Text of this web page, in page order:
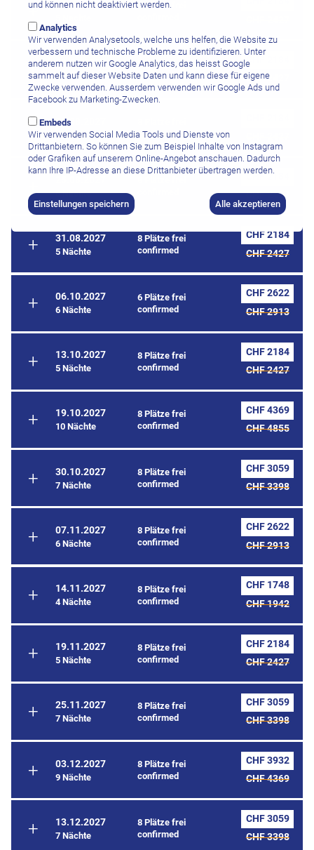
07.08.2027
8 Plätze frei
13.08.2027
5 Nächte
8 Plätze frei
confirmed
CHF 2184
CHF 2427
19.08.2027
5 Nächte
confirmed
5 Nächte
CHF 2184
CHF 2427
31.08.2027
5 Nächte
8 Plätze frei
confirmed
CHF 2184
CHF 2427
06.10.2027
6 Nächte
6 Plätze frei
confirmed
CHF 2622
CHF 2913
13.10.2027
5 Nächte
8 Plätze frei
confirmed
CHF 2184
CHF 2427
19.10.2027
10 Nächte
8 Plätze frei
confirmed
CHF 4369
CHF 4855
30.10.2027
7 Nächte
8 Plätze frei
confirmed
CHF 3059
CHF 3398
07.11.2027
6 Nächte
8 Plätze frei
confirmed
CHF 2622
CHF 2913
14.11.2027
4 Nächte
8 Plätze frei
confirmed
CHF 1748
CHF 1942
19.11.2027
5 Nächte
8 Plätze frei
confirmed
CHF 2184
CHF 2427
25.11.2027
7 Nächte
8 Plätze frei
confirmed
CHF 3059
CHF 3398
03.12.2027
9 Nächte
8 Plätze frei
confirmed
CHF 3932
CHF 4369
13.12.2027
7 Nächte
8 Plätze frei
confirmed
CHF 3059
CHF 3398
und können nicht deaktiviert werden.
Analytics
Wir verwenden Analysetools, welche uns helfen, die Website zu
verbessern und technische Probleme zu identifizieren. Unter
anderem nutzen wir Google Analytics, das heisst Google
sammelt auf dieser Website Daten und kann diese für eigene
Zwecke verwenden. Ausserdem verwenden wir Google Ads und
Facebook zu Marketing-Zwecken.
Embeds
Wir verwenden Social Media Tools und Dienste von
Drittanbietern. So können Sie zum Beispiel Inhalte von Instagram
oder Grafiken auf unserem Online-Angebot anschauen. Dadurch
kann Ihre IP-Adresse an diese Drittanbieter übertragen werden.
Einstellungen speichern Alle akzeptieren